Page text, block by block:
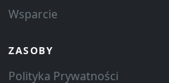
Wsparcie
ZASOBY
Polityka Prywatności